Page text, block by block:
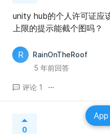
unity hub的个人许可证应
上限的提示能截个图吗？
R
RainOnTheRoof
5 年前回答
评论 1
0